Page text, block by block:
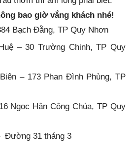
bao giờ vắng khách nhé!
Bạch Đằng, TP Quy Nhơn
–30 Trường Chinh, TP Quy
– 173 Phan Đình Phùng, TP
16 Ngọc Hân Công Chúa, TP Quy
Đường 31 tháng 3